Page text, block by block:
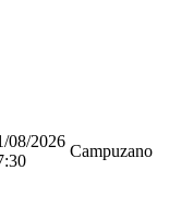
08/2026
Campuzano